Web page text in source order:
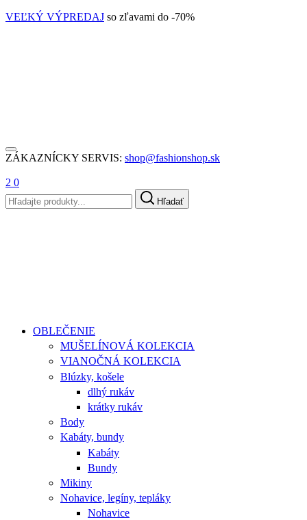
VEĽKÝ VÝPREDAJ so zľavami do -70%
ZÁKAZNÍCKY SERVIS: shop@fashionshop.sk
2 0
Hľadať
OBLEČENIE
MUŠELÍNOVÁ KOLEKCIA
VIANOČNÁ KOLEKCIA
Blúzky, košele
dlhý rukáv
krátky rukáv
Body
Kabáty, bundy
Kabáty
Bundy
Mikiny
Nohavice, legíny, tepláky
Nohavice